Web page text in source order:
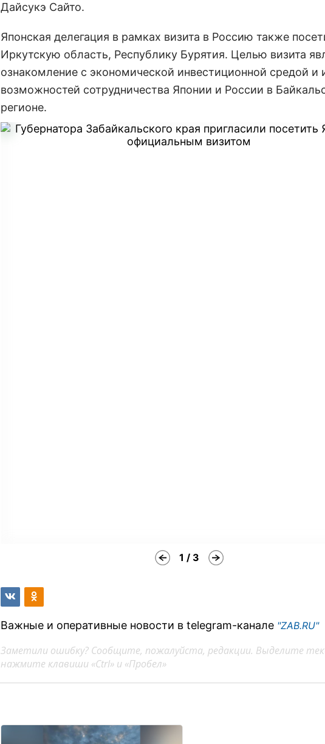
Дайсукэ Сайто.
Японская делегация в рамках визита в Россию также
Иркутскую область, Республику Бурятия. Целью визита
ознакомление с экономической инвестиционной средой и
возможностей сотрудничества Японии и России в
регионе.
1 / 3
Важные и оперативные новости в telegram-канале "ZAB.RU"
Заметили ошибку? Сообщите, пожалуйста, редакции. Выделите
нажмите клавиши «Ctrl» и «Пробел»